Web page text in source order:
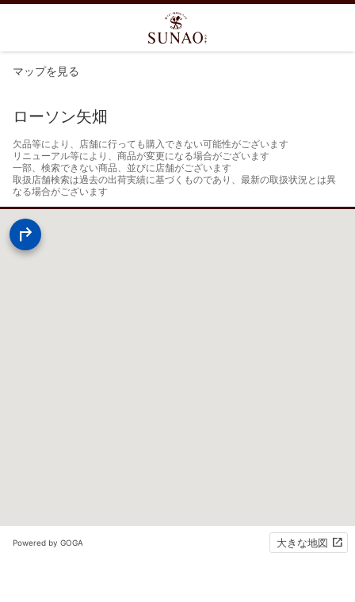
マップを見る
ローソン矢畑
欠品等により、店舗に行っても購入できない可能性がございます
リニューアル等により、商品が変更になる場合がございます
一部、検索できない商品、並びに店舗がございます
取扱店舗検索は過去の出荷実績に基づくものであり、最新の取扱状況とは異
なる場合がございます
Powered by GOGA 大きな地図